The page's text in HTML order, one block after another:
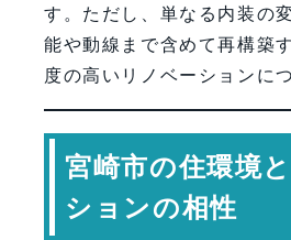
す。ただし、単なる内装の
能や動線まで含めて再構築
度の高いリノベーションに
宮崎市の住環境
ションの相性